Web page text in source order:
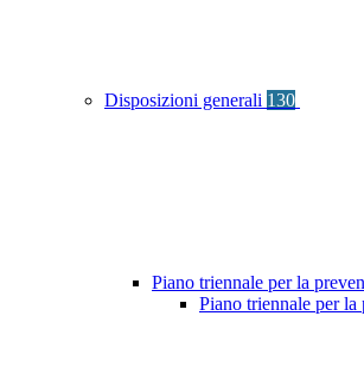
Disposizioni generali 130
Piano triennale per la
Piano triennale per